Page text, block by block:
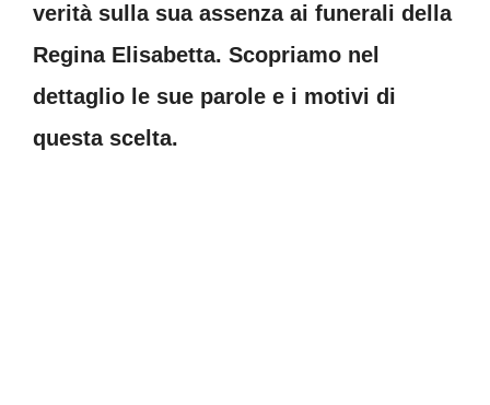
verità sulla sua assenza ai funerali della
Regina Elisabetta. Scopriamo nel
dettaglio le sue parole e i motivi di
questa scelta.